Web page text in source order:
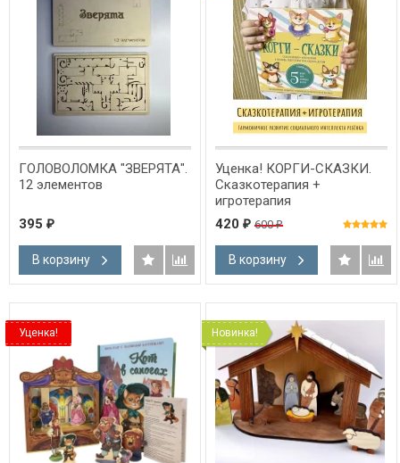
ГОЛОВОЛОМКА "ЗВЕРЯТА".
12 элементов
395 ₽
В корзину
Уценка! КОРГИ-СКАЗКИ.
Сказкотерапия +
игротерапия
420 ₽ 600₽
В корзину
Уценка! Новинка!